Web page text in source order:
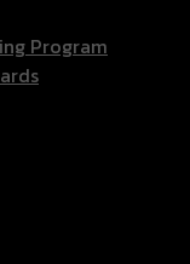
Program